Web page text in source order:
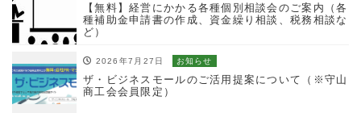
【無料】経営にかかる各種個別相談会のご案内（各
種補助金申請書の作成、資金繰り相談、税務相談な
ど）
2026年7月27日 お知らせ
ザ・ビジネスモールのご活用提案について（※守山
商工会会員限定）